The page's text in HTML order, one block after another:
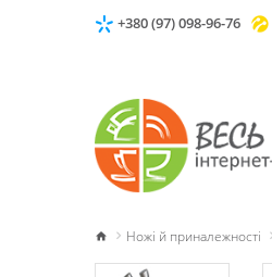
+380 (97) 098-96-76
Ножі й приналежності